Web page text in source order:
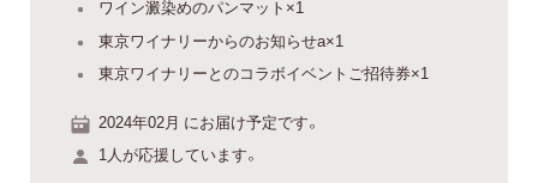
ワイン澱染めのパンマット×1
東京ワイナリーからのお知らせa×1
東京ワイナリーとのコラボイベントご招待券×1
2024年02月 にお届け予定です。
1人が応援しています。